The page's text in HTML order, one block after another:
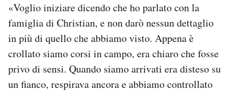
Regala il Post
Hai bisogno di aiuto?
Esci
«Voglio iniziare dicendo che ho parlato con la
famiglia di Christian, e non darò nessun dettaglio
in più di quello che abbiamo visto. Appena è
crollato siamo corsi in campo, era chiaro che fosse
privo di sensi. Quando siamo arrivati era disteso su
un fianco, respirava ancora e abbiamo controllato